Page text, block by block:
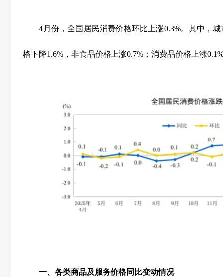
4 月份，全国居民消费价格环比上涨0.3%。其中，城
格下降1.6% ，非食品价格上涨0.7% ；消费品价格上涨0.1%
一、各类商品及服务价格同比变动情况